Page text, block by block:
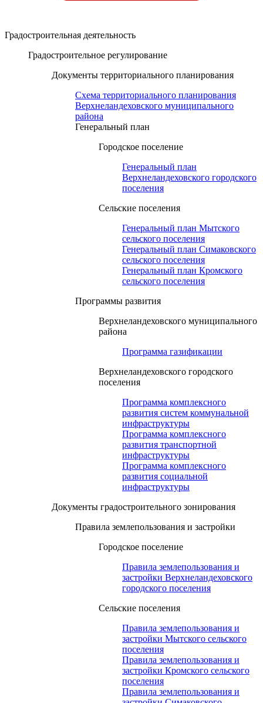
Градостроительная деятельность
Градостроительное регулирование
Документы территориального планирования
Схема территориального планирования
Верхнеландеховского муниципального
района
Генеральный план
Городское поселение
Генеральный план
Верхнеландеховского городского
поселения
Сельские поселения
Генеральный план Мытского
сельского поселения
Генеральный план Симаковского
сельского поселения
Генеральный план Кромского
сельского поселения
Программы развития
Верхнеландеховского муниципального
района
Программа газификации
Верхнеландеховского городского
поселения
Программа комплексного
развития систем коммунальной
инфраструктуры
Программа комплексного
развития транспортной
инфраструктуры
Программа комплексного
развития социальной
инфраструктуры
Документы градостроительного зонирования
Правила землепользования и застройки
Городское поселение
Правила землепользования и
застройки Верхнеландеховского
городского поселения
Сельские поселения
Правила землепользования и
застройки Мытского сельского
поселения
Правила землепользования и
застройки Кромского сельского
поселения
Правила землепользования и